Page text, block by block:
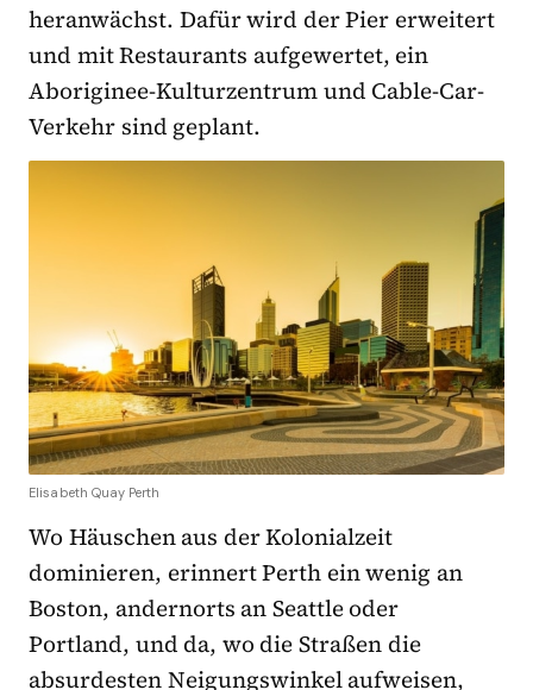
heranwächst. Dafür wird der Pier erweitert
und mit Restaurants aufgewertet, ein
Aboriginee-Kulturzentrum und Cable-Car-
Verkehr sind geplant.
Elisabeth Quay Perth
Wo Häuschen aus der Kolonialzeit
dominieren, erinnert Perth ein wenig an
Boston, andernorts an Seattle oder
Portland, und da, wo die Straßen die
absurdesten Neigungswinkel aufweisen,